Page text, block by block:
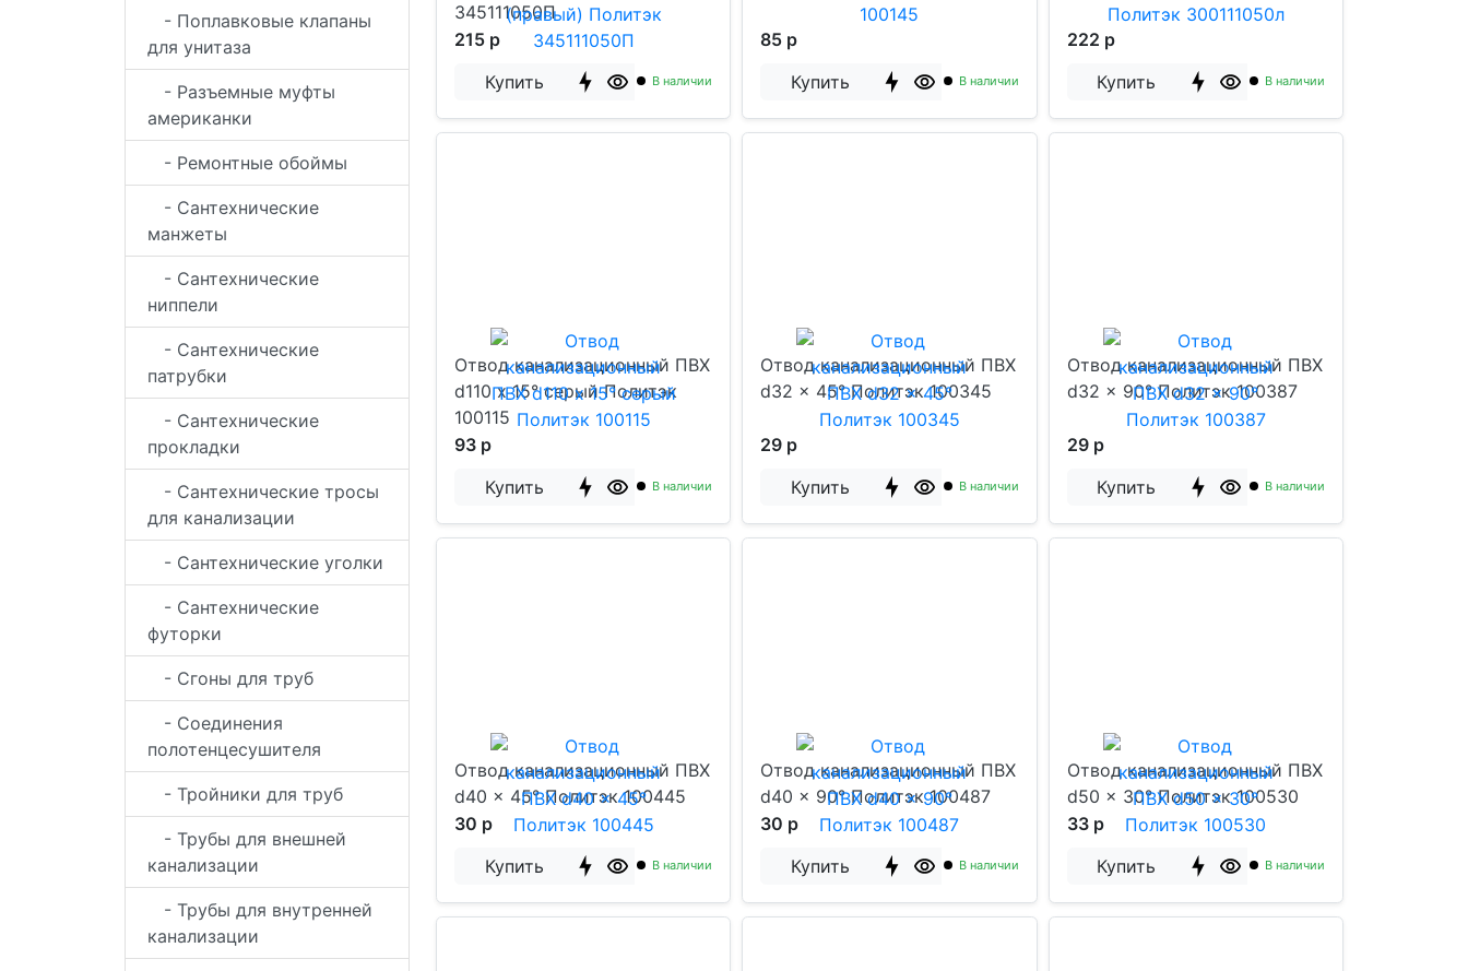
- Поплавковые клапаны
для унитаза
- Разъемные муфты
американки
- Ремонтные обоймы
- Сантехнические
манжеты
- Сантехнические
ниппели
- Сантехнические
патрубки
- Сантехнические
прокладки
- Сантехнические тросы
для канализации
- Сантехнические уголки
- Сантехнические
футорки
- Сгоны для труб
- Соединения
полотенцесушителя
- Тройники для труб
- Трубы для внешней
канализации
- Трубы для внутренней
канализации
345111050П
215 р
Купить
В наличии
85 р
Купить
В наличии
222 р
Купить
В наличии
Отвод канализационный ПВХ
d110 х 15° серый Политэк
100115
93 р
Купить
В наличии
Отвод канализационный ПВХ
d32 x 45° Политэк 100345
29 р
Купить
В наличии
Отвод канализационный ПВХ
d32 x 90° Политэк 100387
29 р
Купить
В наличии
Отвод канализационный ПВХ
d40 x 45° Политэк 100445
30 р
Купить
В наличии
Отвод канализационный ПВХ
d40 x 90° Политэк 100487
30 р
Купить
В наличии
Отвод канализационный ПВХ
d50 x 30° Политэк 100530
33 р
Купить
В наличии